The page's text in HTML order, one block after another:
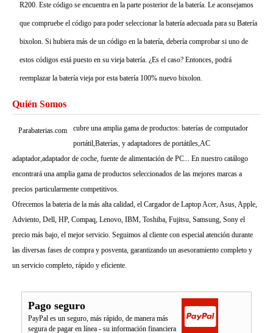
R200. Este código se encuentra en la parte posterior de la batería. Le aconsejamos
que compruebe el código para poder seleccionar la batería adecuada para su Batería
bixolon. Si hubiera más de un código en la batería, debería comprobar si uno de
estos códigos está puesto en su vieja batería. ¿Es el caso? Entonces, podrá
reemplazar la batería vieja por esta batería 100% nuevo bixolon.
Quién Somos
Parabaterias.com
cubre una amplia gama de productos: baterías de computador
portátil,Baterías, y adaptadores de portátiles,AC
adaptador,adaptador de coche, fuente de alimentación de PC... En nuestro catálogo
encontrará una amplia gama de productos seleccionados de las mejores marcas a
precios particularmente competitivos.
Ofrecemos la bateria de la más alta calidad, el Cargador de Laptop Acer, Asus, Apple,
Adviento, Dell, HP, Compaq, Lenovo, IBM, Toshiba, Fujitsu, Samsung, Sony el
precio más bajo, el mejor servicio. Seguimos al cliente con especial atención durante
las diversas fases de compra y posventa, garantizando un asesoramiento completo y
un servicio completo, rápido y eficiente.
Pago seguro
PayPal es un seguro, más rápido, de manera más
segura de pagar en línea - su información financiera